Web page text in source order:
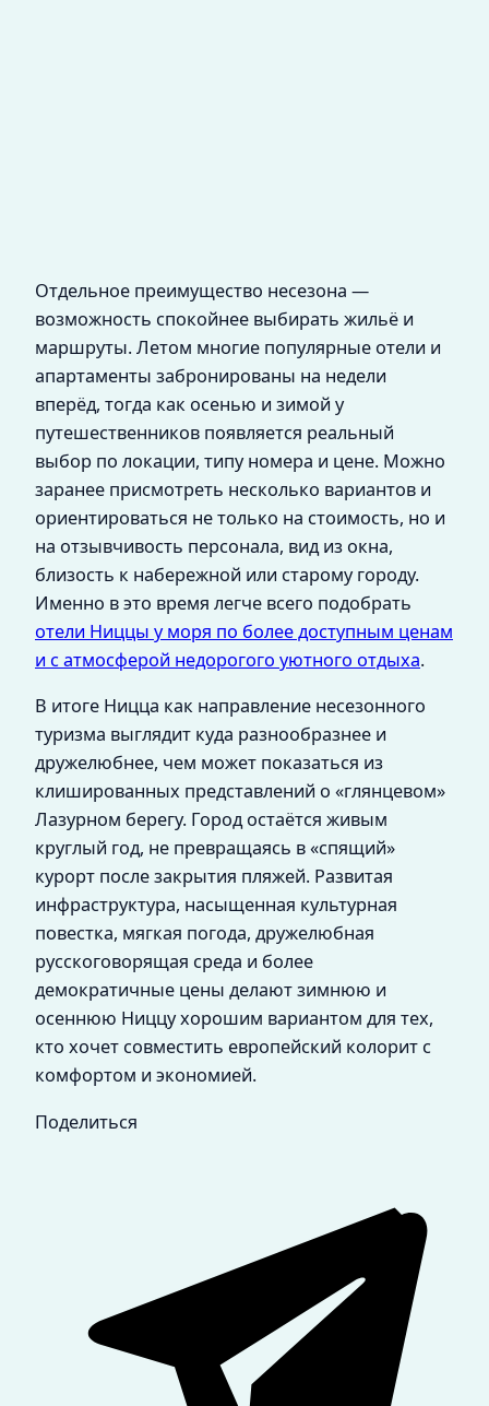
Отдельное преимущество несезона —
возможность спокойнее выбирать жильё и
маршруты. Летом многие популярные отели и
апартаменты забронированы на недели
вперёд, тогда как осенью и зимой у
путешественников появляется реальный
выбор по локации, типу номера и цене. Можно
заранее присмотреть несколько вариантов и
ориентироваться не только на стоимость, но и
на отзывчивость персонала, вид из окна,
близость к набережной или старому городу.
Именно в это время легче всего подобрать
отели Ниццы у моря по более доступным ценам
и с атмосферой недорогого уютного отдыха.
В итоге Ницца как направление несезонного
туризма выглядит куда разнообразнее и
дружелюбнее, чем может показаться из
клишированных представлений о «глянцевом»
Лазурном берегу. Город остаётся живым
круглый год, не превращаясь в «спящий»
курорт после закрытия пляжей. Развитая
инфраструктура, насыщенная культурная
повестка, мягкая погода, дружелюбная
русскоговорящая среда и более
демократичные цены делают зимнюю и
осеннюю Ниццу хорошим вариантом для тех,
кто хочет совместить европейский колорит с
комфортом и экономией.
Поделиться